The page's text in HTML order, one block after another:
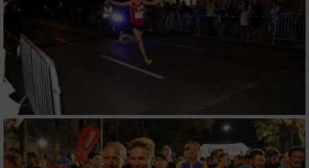
Entwicklung und Verbesserung der Angebote
Verwendung reduzierter Daten zur Auswahl
von Inhalten
IAB-Besonderheiten:
Verwendung genauer Standortdaten
Geräte anhand von aktiv angeforderten
Informationen identifizieren